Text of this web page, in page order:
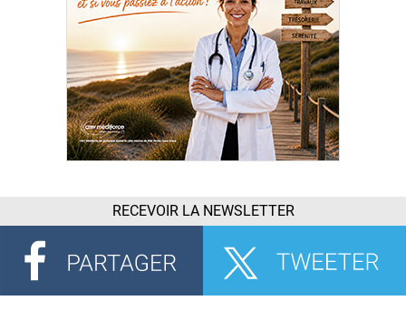
RECEVOIR LA NEWSLETTER